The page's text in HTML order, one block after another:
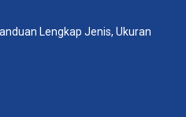
Lengkap Jenis, Ukuran